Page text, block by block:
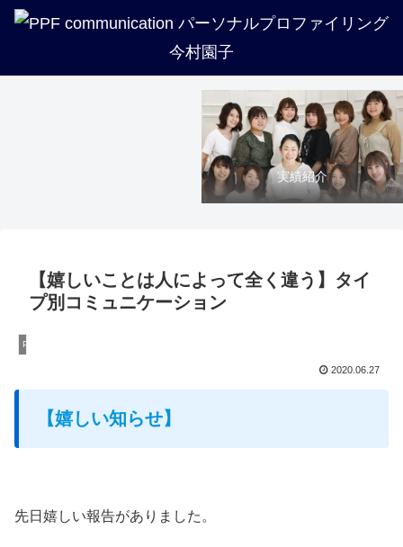
実績紹介
プロフィール
【嬉しいことは人によって全く違う】タイ
プ別コミュニケーション
PPF
2020.06.27
【嬉しい知らせ】
先日嬉しい報告がありました。